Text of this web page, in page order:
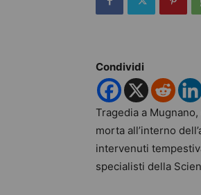
Condividi
Tragedia a
morta all’interno
intervenuti
specialisti della